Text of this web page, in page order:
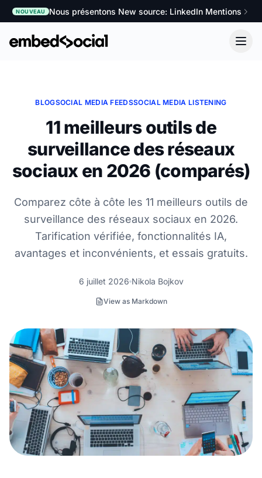
NOUVEAU Nous présentons New source: LinkedIn Mentions
BLOGSOCIAL MEDIA FEEDSSOCIAL MEDIA LISTENING
11 meilleurs outils de
surveillance des réseaux
sociaux en 2026 (comparés)
Comparez côte à côte les 11 meilleurs outils de
surveillance des réseaux sociaux en 2026.
Tarification vérifiée, fonctionnalités IA,
avantages et inconvénients, et essais gratuits.
6 juillet 2026 Nikola Bojkov
View as Markdown